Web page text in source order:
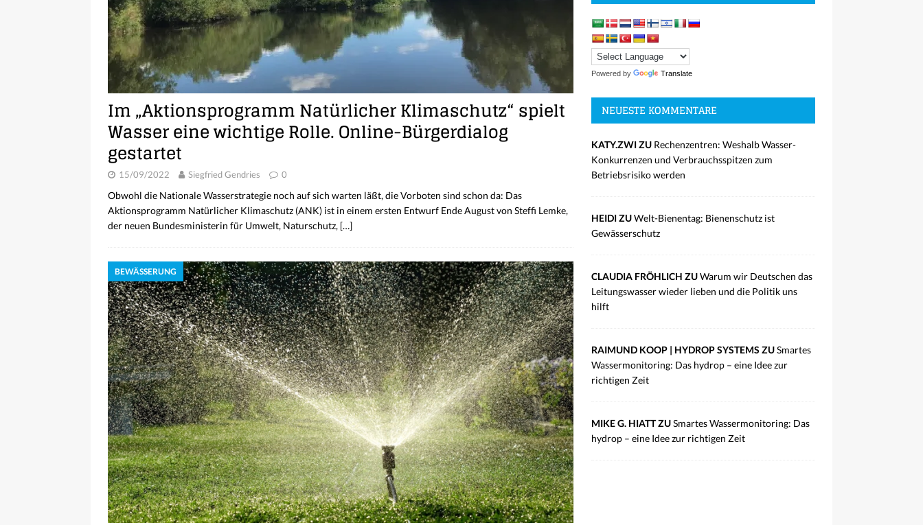
Im „Aktionsprogramm Natürlicher Klimaschutz“ spielt
Wasser eine wichtige Rolle. Online-Bürgerdialog
gestartet
15/09/2022 Siegfried Gendries 0
Obwohl die Nationale Wasserstrategie noch auf sich warten läßt, die Vorboten sind schon da: Das
Aktionsprogramm Natürlicher Klimaschutz (ANK) ist in einem ersten Entwurf Ende August von Steffi Lemke,
der neuen Bundesministerin für Umwelt, Naturschutz, […]
BEWÄSSERUNG
Powered by Translate
NEUESTE KOMMENTARE
KATY.ZWI ZU Rechenzentren: Weshalb Wasser-
Konkurrenzen und Verbrauchsspitzen zum
Betriebsrisiko werden
HEIDI ZUWelt-Bienentag: Bienenschutz ist
Gewässerschutz
CLAUDIA FRÖHLICH ZUWarum wir Deutschen das
Leitungswasser wieder lieben und die Politik uns
hilft
RAIMUND KOOP | HYDROP SYSTEMS ZUSmartes
Wassermonitoring: Das hydrop – eine Idee zur
richtigen Zeit
MIKE G. HIATT ZUSmartes Wassermonitoring: Das
hydrop – eine Idee zur richtigen Zeit